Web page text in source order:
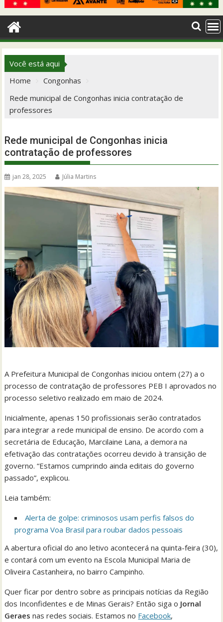
Você está aqui
Home
Congonhas
Rede municipal de Congonhas inicia contratação de
professores
Rede municipal de Congonhas inicia
contratação de professores
jan 28, 2025 Júlia Martins
A Prefeitura Municipal de Congonhas iniciou ontem (27) a o
processo de contratação de professores PEB I aprovados no
processo seletivo realizado em maio de 2024.
Inicialmente, apenas 150 profissionais serão contratados
para integrar a rede municipal de ensino. De acordo com a
secretária de Educação, Marcilaine Lana, a demora na
efetivação das contratações ocorreu devido à transição de
governo. “Estamos cumprindo ainda editais do governo
passado”, explicou.
Leia também:
Alerta de golpe: criminosos usam perfis falsos do
programa Voa Brasil para roubar dados pessoais
A abertura oficial do ano letivo acontecerá na quinta-feira (30),
e contará com um evento na Escola Municipal Maria de
Oliveira Castanheira, no bairro Campinho.
Quer ficar por dentro sobre as principais notícias da Região
dos Inconfidentes e de Minas Gerais? Então siga o Jornal
Geraesnas redes sociais. Estamos no Facebook,